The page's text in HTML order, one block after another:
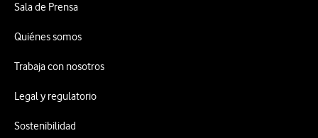
Sala de Prensa
Quiénes somos
Trabaja con nosotros
Legal y regulatorio
Sostenibilidad